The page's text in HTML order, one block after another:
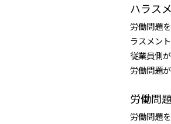
ハラス
労働問題
ラスメン
従業員側
労働問題
労働問
労働問題